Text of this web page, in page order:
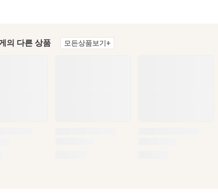
의 다른 상품 모든상품보기+